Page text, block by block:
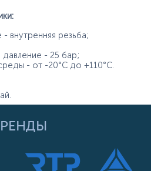
внутренняя резьба;
- 25 бар;
- от -20°C до +110°C.